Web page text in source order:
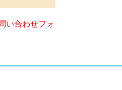
い合わせフォ